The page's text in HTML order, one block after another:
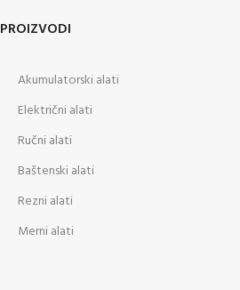
PROIZVODI
Akumulatorski alati
Električni alati
Ručni alati
Baštenski alati
Rezni alati
Merni alati